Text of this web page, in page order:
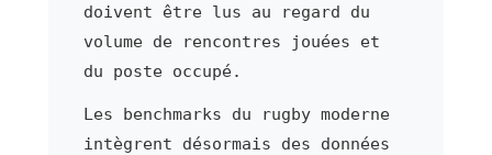
doivent être lus au regard du
volume de rencontres jouées et
du poste occupé.
Les benchmarks du rugby moderne
intègrent désormais des données